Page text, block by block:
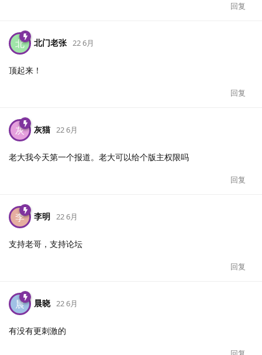
回复
北 北门老张 22 6月
顶起来！
回复
灰 灰猫 22 6月
老大我今天第一个报道。老大可以给个版主权限吗
回复
李 李明 22 6月
支持老哥，支持论坛
回复
晨 晨晓 22 6月
有没有更刺激的